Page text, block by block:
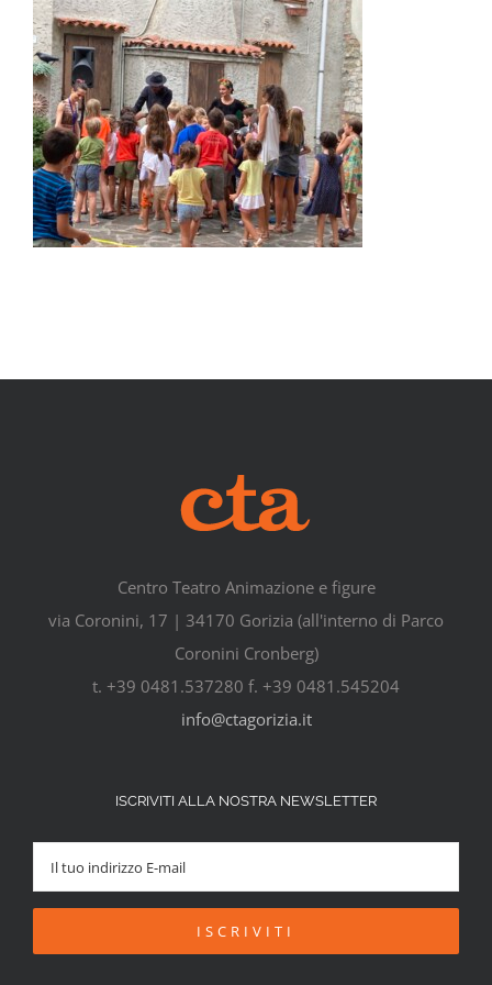
Centro Teatro Animazione e figure
via Coronini, 17 | 34170 Gorizia (all'interno di Parco
Coronini Cronberg)
t. +39 0481.537280 f. +39 0481.545204
info@ctagorizia.it
ISCRIVITI ALLA NOSTRA NEWSLETTER